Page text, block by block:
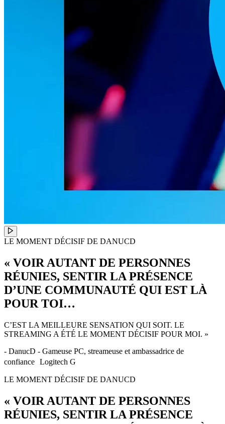
LE MOMENT DÉCISIF DE DANUCD
« VOIR AUTANT DE PERSONNES
RÉUNIES, SENTIR LA PRÉSENCE
D’UNE COMMUNAUTÉ QUI EST LÀ
POUR TOI…
C’EST LA MEILLEURE SENSATION QUI SOIT. LE
STREAMING A ÉTÉ LE MOMENT DÉCISIF POUR MOI. »
- DanucD - Gameuse PC, streameuse et ambassadrice de
confiance Logitech G
LE MOMENT DÉCISIF DE DANUCD
« VOIR AUTANT DE PERSONNES
RÉUNIES, SENTIR LA PRÉSENCE